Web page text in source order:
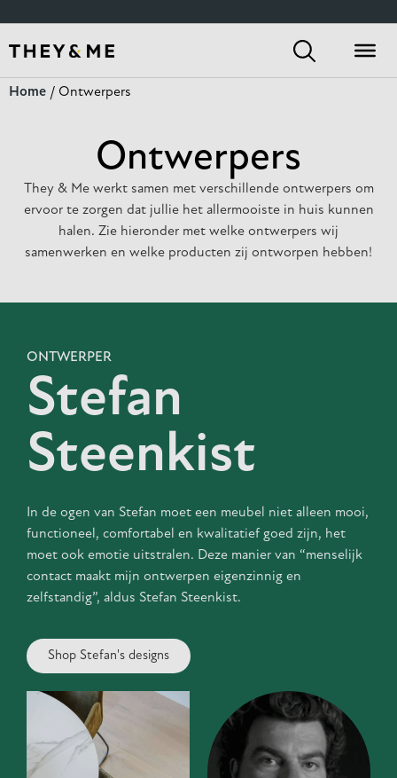
Home / Ontwerpers
Ontwerpers
They & Me werkt samen met verschillende ontwerpers om
ervoor te zorgen dat jullie het allermooiste in huis kunnen
halen. Zie hieronder met welke ontwerpers wij
samenwerken en welke producten zij ontworpen hebben!
ONTWERPER
Stefan
Steenkist
In de ogen van Stefan moet een meubel niet alleen mooi,
functioneel, comfortabel en kwalitatief goed zijn, het
moet ook emotie uitstralen. Deze manier van “menselijk
contact maakt mijn ontwerpen eigenzinnig en
zelfstandig”, aldus Stefan Steenkist.
Shop Stefan's designs